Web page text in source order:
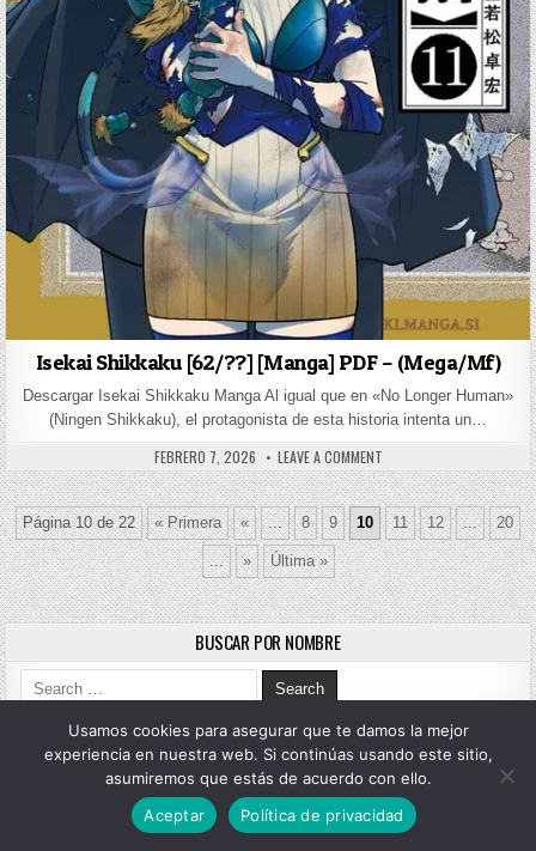
Isekai Shikkaku [62/??] [Manga] PDF – (Mega/Mf)
Descargar Isekai Shikkaku Manga Al igual que en «No Longer Human»
(Ningen Shikkaku), el protagonista de esta historia intenta un…
PUBLISHED DATE:
FEBRERO 7, 2026 LEAVE A COMMENTON ISEKAI SHIKKAKU [62/
Página 10 de 22 « Primera « ... 8 9 10 11 12 ... 20
... » Última »
BUSCAR POR NOMBRE
Search for:
CATEGORÍAS
Usamos cookies para asegurar que te damos la mejor
experiencia en nuestra web. Si continúas usando este sitio,
asumiremos que estás de acuerdo con ello.
Aceptar
Política de privacidad